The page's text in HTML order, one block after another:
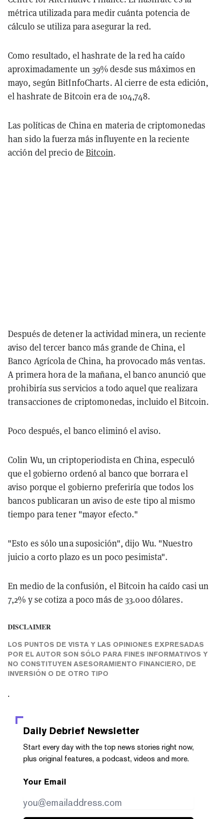
métrica utilizada para medir cuánta potencia de
cálculo se utiliza para asegurar la red.
Como resultado, el hashrate de la red ha caído
aproximadamente un 39% desde sus máximos en
mayo, según BitInfoCharts. Al cierre de esta edición,
el hashrate de Bitcoin era de 104,748.
Las políticas de China en materia de criptomonedas
han sido la fuerza más influyente en la reciente
acción del precio deBitcoin.
Después de detener la actividad minera, un reciente
aviso del tercer banco más grande de China, el
Banco Agrícola de China, ha provocado más ventas.
A primera hora de la mañana, el banco anunció que
prohibiría sus servicios a todo aquel que realizara
transacciones de criptomonedas, incluido el Bitcoin.
Poco después, el banco eliminó el aviso.
Colin Wu, un criptoperiodista en China, especuló
que el gobierno ordenó al banco que borrara el
aviso porque el gobierno preferiría que todos los
bancos publicaran un aviso de este tipo al mismo
tiempo para tener "mayor efecto."
"Esto es sólo una suposición", dijo Wu. "Nuestro
juicio a corto plazo es un poco pesimista".
En medio de la confusión, el Bitcoin ha caído casi un
7,2% y se cotiza a poco más de 33.000 dólares.
DISCLAIMER
LOS PUNTOS DE VISTA Y LAS OPINIONES EXPRESADAS
POR EL AUTOR SON SÓLO PARA FINES INFORMATIVOS Y
NO CONSTITUYEN ASESORAMIENTO FINANCIERO, DE
INVERSIÓN O DE OTRO TIPO
.
Daily Debrief Newsletter
Start every day with the top news stories right now,
plus original features, a podcast, videos and more.
Your Email